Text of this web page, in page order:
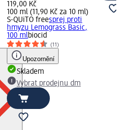
119,00 Kč
100 ml (11,90 Kč za 10 ml)
S-QUiTO freesprej proti
hmyzu Lemograss Basic,
100 mlbiocid
(11)
Upozornění
Skladem
Vybrat prodejnu dm